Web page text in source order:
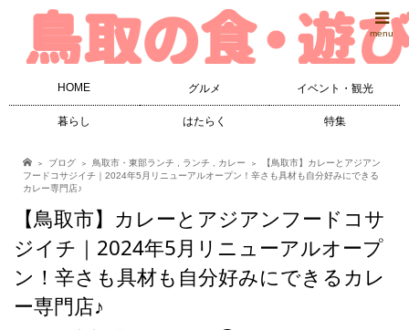
menu
HOME グルメ イベント・観光
暮らし はたらく 特集
ブログ 鳥取市・東部ランチ ランチ カレー
【鳥取市】カレーとアジアン
フードコサジイチ｜2024年5月リニューアルオープン！辛さも具材も自分好みにできる
カレー専門店♪
【鳥取市】カレーとアジアンフードコサ
ジイチ｜2024年5月リニューアルオープ
ン！辛さも具材も自分好みにできるカレ
ー専門店♪